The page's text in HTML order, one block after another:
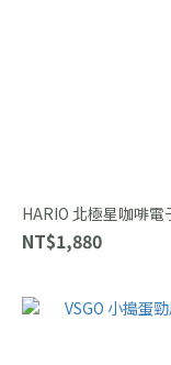
HARIO 北極星咖啡電
NT$1,880